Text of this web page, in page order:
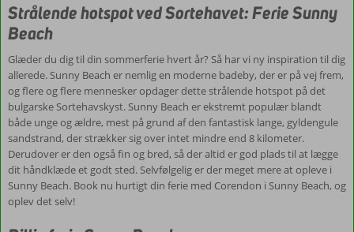
Strålende hotspot ved Sortehavet: Ferie Sunny
Beach
Glæder du dig til din sommerferie hvert år? Så har vi ny inspiration til dig
allerede. Sunny Beach er nemlig en moderne badeby, der er på vej frem,
og flere og flere mennesker opdager dette strålende hotspot på det
bulgarske Sortehavskyst. Sunny Beach er ekstremt populær blandt
både unge og ældre, mest på grund af den fantastisk lange, gyldengule
sandstrand, der strækker sig over intet mindre end 8 kilometer.
Derudover er den også fin og bred, så der altid er god plads til at lægge
dit håndklæde et godt sted. Selvfølgelig er der meget mere at opleve i
Sunny Beach. Book nu hurtigt din ferie med Corendon i Sunny Beach, og
oplev det selv!